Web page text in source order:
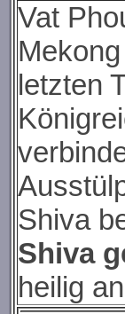
Vat
letzten
Shiva
Shiva
heilig